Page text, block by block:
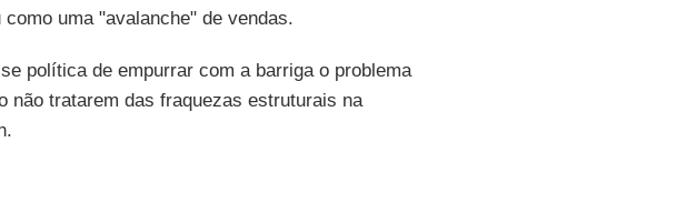
uma "avalanche" de vendas.
política de empurrar com a barriga o problema
não tratarem das fraquezas estruturais na